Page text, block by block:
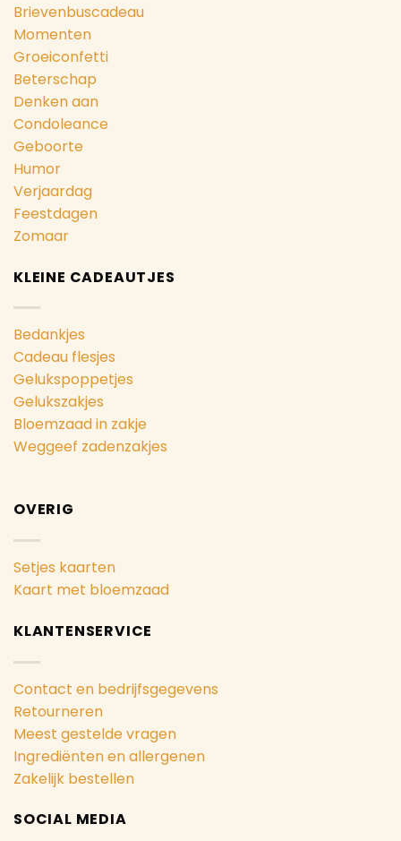
Brievenbuscadeau
Momenten
Groeiconfetti
Beterschap
Denken aan
Condoleance
Geboorte
Humor
Verjaardag
Feestdagen
Zomaar
KLEINE CADEAUTJES
Bedankjes
Cadeau flesjes
Gelukspoppetjes
Gelukszakjes
Bloemzaad in zakje
Weggeef zadenzakjes
OVERIG
Setjes kaarten
Kaart met bloemzaad
KLANTENSERVICE
Contact en bedrijfsgegevens
Retourneren
Meest gestelde vragen
Ingrediënten en allergenen
Zakelijk bestellen
SOCIAL MEDIA